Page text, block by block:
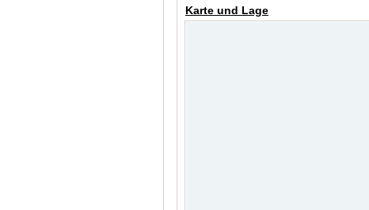
Karte und Lage